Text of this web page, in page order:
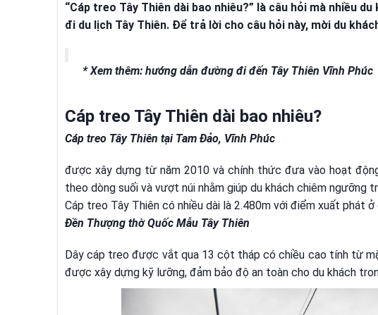
“Cáp treo Tây Thiên dài bao nhiêu?” là câu hỏi mà nhiều
đi du lịch Tây Thiên. Để trả lời cho câu hỏi này, mời du
* Xem thêm: hướng dẫn đường đi đến Tây Thiên Vĩnh Phúc
Cáp treo Tây Thiên dài bao nhiêu?
Cáp treo Tây Thiên tại Tam Đảo, Vĩnh Phúc
được xây dựng từ năm 2010 và chính thức đưa vào hoạt
theo dòng suối và vượt núi nhằm giúp du khách chiêm ngưỡng
Cáp treo Tây Thiên có nhiều dài là 2.480m với điểm xuất phát
Đền Thượng thờ Quốc Mẫu Tây Thiên
Dây cáp treo được vắt qua 13 cột tháp có chiều cao tính từ
được xây dựng kỹ lưỡng, đảm bảo độ an toàn cho du khách